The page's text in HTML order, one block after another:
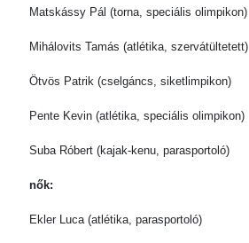
Matskássy Pál (torna, speciális olimpikon)
Mihálovits Tamás (atlétika, szervátültetett)
Ötvös Patrik (cselgáncs, siketlimpikon)
Pente Kevin (atlétika, speciális olimpikon)
Suba Róbert (kajak-kenu, parasportoló)
nők:
Ekler Luca (atlétika, parasportoló)